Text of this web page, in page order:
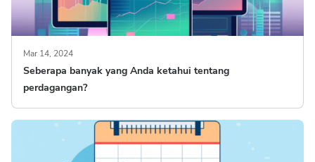
Mar 14, 2024
Seberapa banyak yang Anda ketahui tentang
perdagangan?